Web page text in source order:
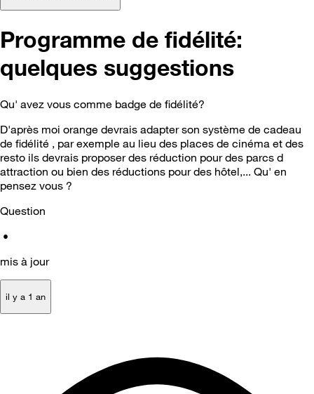
Programme de fidélité:
quelques suggestions
Qu' avez vous comme badge de fidélité?
D'après moi orange devrais adapter son système de cadeau
de fidélité , par exemple au lieu des places de cinéma et des
resto ils devrais proposer des réduction pour des parcs d
attraction ou bien des réductions pour des hôtel,... Qu' en
pensez vous ?
Question
•
mis à jour
il y a 1 an